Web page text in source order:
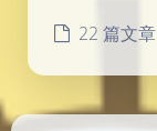
22 篇文章